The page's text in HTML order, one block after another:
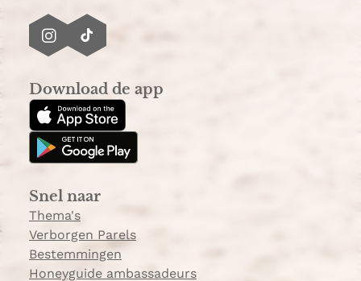
I
t
a
g
r
m
T
T
o
k
Download de app
Snel naar
Thema's
Verborgen Parels
Bestemmingen
Honeyguide ambassadeurs